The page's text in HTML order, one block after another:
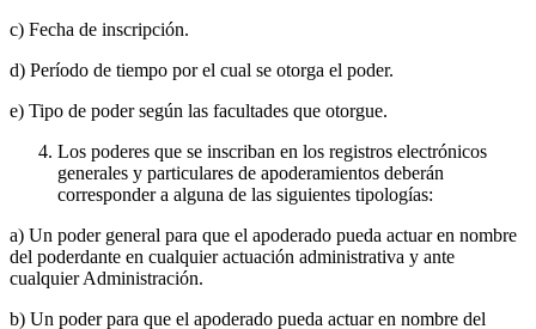
c) Fecha de inscripción.
d) Período de tiempo por el cual se otorga el poder.
e) Tipo de poder según las facultades que otorgue.
Los poderes que se inscriban en los registros electrónicos
generales y particulares de apoderamientos deberán
corresponder a alguna de las siguientes tipologías:
a) Un poder general para que el apoderado pueda actuar en nombre
del poderdante en cualquier actuación administrativa y ante
cualquier Administración.
b) Un poder para que el apoderado pueda actuar en nombre del